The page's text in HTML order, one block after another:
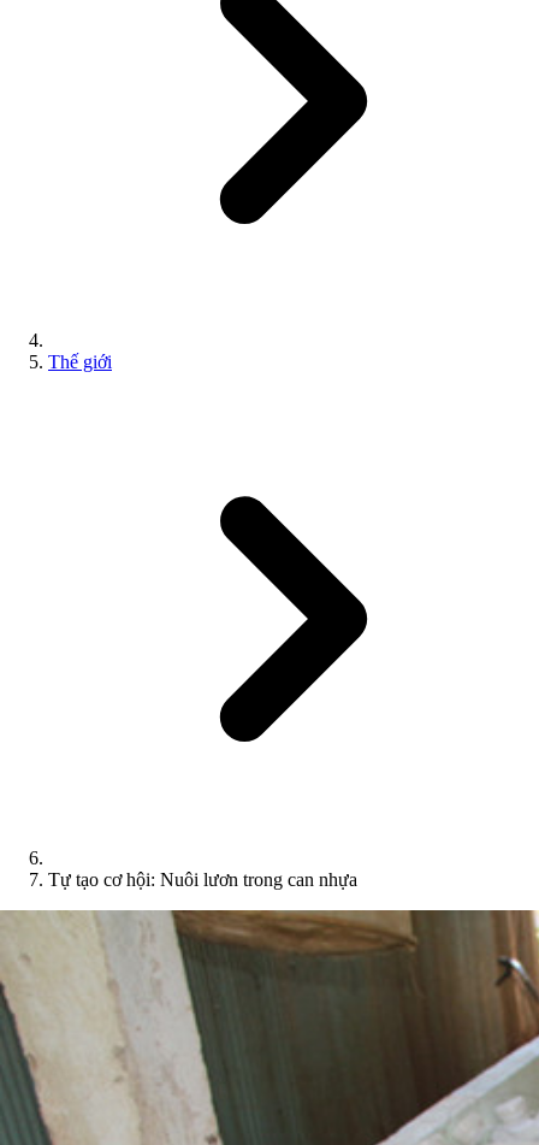
Thế giới
Tự tạo cơ hội: Nuôi lươn trong can nhựa